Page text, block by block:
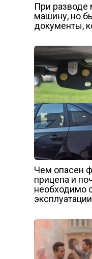
При разводе
машину, но
документы,
Чем опасен
прицепа и
необходимо
эксплуатации